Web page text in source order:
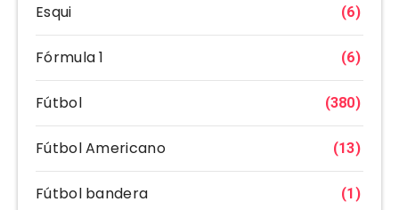
Esqui (6)
Fórmula 1 (6)
Fútbol (380)
Fútbol Americano (13)
Fútbol bandera (1)